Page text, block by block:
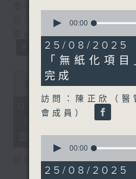
訪問：董健莉（沙田區
委員會委員）
seconds
minutes,
07/08/2026 -
《預防工作時中
查結果
訪問：郭偉强（工聯會
seconds
18
minutes,
seconds
00:00
25/08/
「無紙化項
完成
訪問：陳正欣（醫
會成員）
seconds
20
minutes,
00:00
25/08/2025